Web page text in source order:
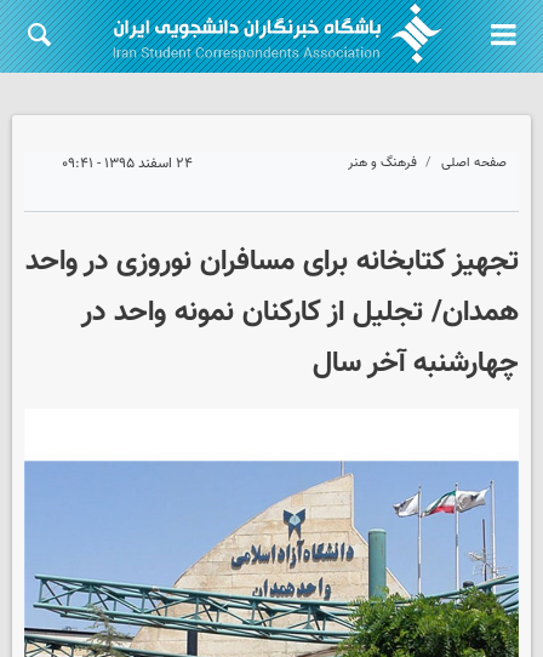
صفحه اصلی فرهنگ و هنر ۲۴ اسفند ۱۳۹۵ - ۰۹:۴۱
تجهیز کتابخانه برای مسافران نوروزی در واحد
همدان/ تجلیل از کارکنان نمونه واحد در
چهارشنبه آخر سال